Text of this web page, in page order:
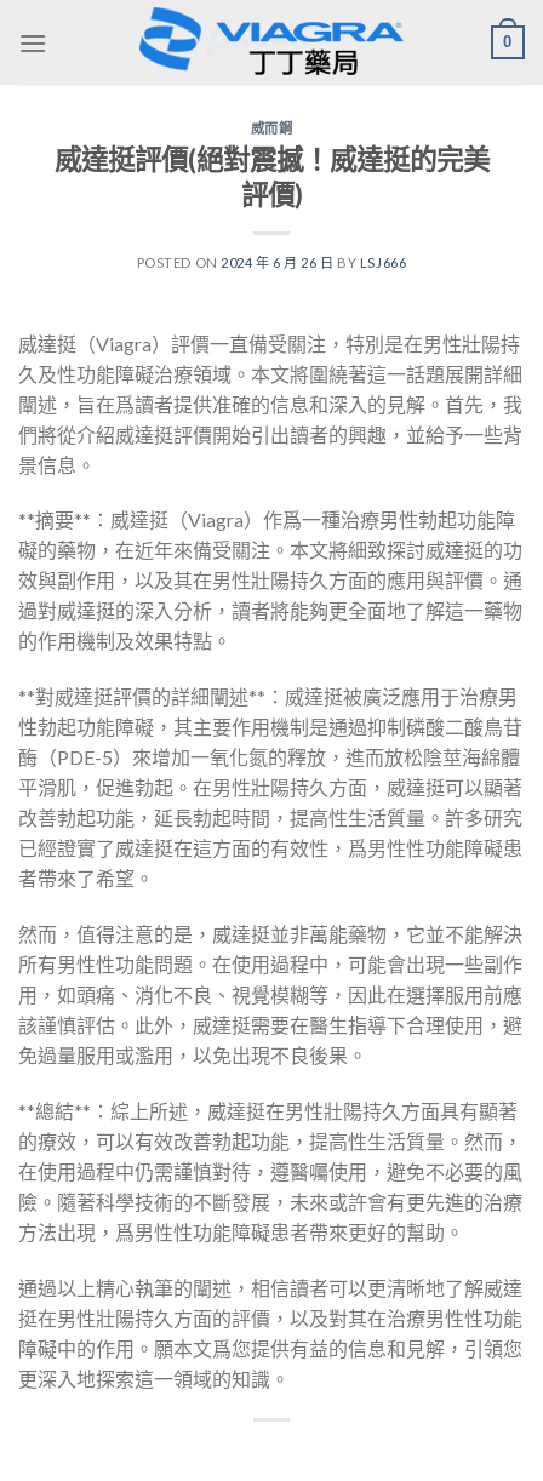
0
威而鋼
威達挺評價(絕對震撼！威達挺的完美
評價)
POSTED ON 2024 年 6 月 26 日 BY LSJ666
威達挺（Viagra）評價一直備受關注，特別是在男性壯陽持
久及性功能障礙治療領域。本文將圍繞著這一話題展開詳細
闡述，旨在爲讀者提供准確的信息和深入的見解。首先，我
們將從介紹威達挺評價開始引出讀者的興趣，並給予一些背
景信息。
**摘要**：威達挺（Viagra）作爲一種治療男性勃起功能障
礙的藥物，在近年來備受關注。本文將細致探討威達挺的功
效與副作用，以及其在男性壯陽持久方面的應用與評價。通
過對威達挺的深入分析，讀者將能夠更全面地了解這一藥物
的作用機制及效果特點。
**對威達挺評價的詳細闡述**：威達挺被廣泛應用于治療男
性勃起功能障礙，其主要作用機制是通過抑制磷酸二酸鳥苷
酶（PDE-5）來增加一氧化氮的釋放，進而放松陰莖海綿體
平滑肌，促進勃起。在男性壯陽持久方面，威達挺可以顯著
改善勃起功能，延長勃起時間，提高性生活質量。許多研究
已經證實了威達挺在這方面的有效性，爲男性性功能障礙患
者帶來了希望。
然而，值得注意的是，威達挺並非萬能藥物，它並不能解決
所有男性性功能問題。在使用過程中，可能會出現一些副作
用，如頭痛、消化不良、視覺模糊等，因此在選擇服用前應
該謹慎評估。此外，威達挺需要在醫生指導下合理使用，避
免過量服用或濫用，以免出現不良後果。
**總結**：綜上所述，威達挺在男性壯陽持久方面具有顯著
的療效，可以有效改善勃起功能，提高性生活質量。然而，
在使用過程中仍需謹慎對待，遵醫囑使用，避免不必要的風
險。隨著科學技術的不斷發展，未來或許會有更先進的治療
方法出現，爲男性性功能障礙患者帶來更好的幫助。
通過以上精心執筆的闡述，相信讀者可以更清晰地了解威達
挺在男性壯陽持久方面的評價，以及對其在治療男性性功能
障礙中的作用。願本文爲您提供有益的信息和見解，引領您
更深入地探索這一領域的知識。